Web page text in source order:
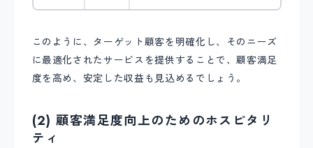
このように、ターゲット顧客を明確化し、そのニーズ
に最適化されたサービスを提供することで、顧客満足
度を高め、安定した収益も見込めるでしょう。
(2) 顧客満足度向上のためのホスピタリ
ティ